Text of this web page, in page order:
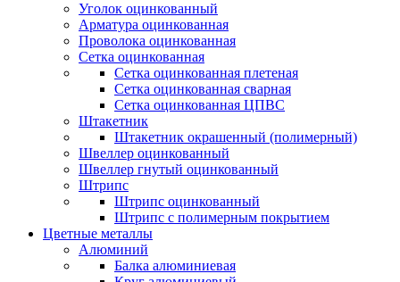
Уголок оцинкованный
Арматура оцинкованная
Проволока оцинкованная
Сетка оцинкованная
Сетка оцинкованная плетеная
Сетка оцинкованная сварная
Сетка оцинкованная ЦПВС
Штакетник
Штакетник окрашенный (полимерный)
Швеллер оцинкованный
Швеллер гнутый оцинкованный
Штрипс
Штрипс оцинкованный
Штрипс с полимерным покрытием
Цветные металлы
Алюминий
Балка алюминиевая